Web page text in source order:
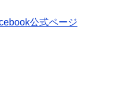
公式ページ